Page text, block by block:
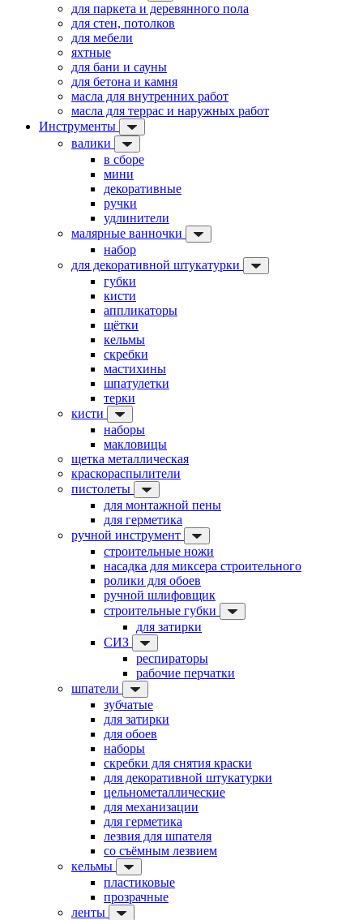
для паркета и деревянного пола
для стен, потолков
для мебели
яхтные
для бани и сауны
для бетона и камня
масла для внутренних работ
масла для террас и наружных работ
Инструменты
валики
в сборе
мини
декоративные
ручки
удлинители
малярные ванночки
набор
для декоративной штукатурки
губки
кисти
аппликаторы
щётки
кельмы
скребки
мастихины
шпатулетки
терки
кисти
наборы
макловицы
щетка металлическая
краскораспылители
пистолеты
для монтажной пены
для герметика
ручной инструмент
строительные ножи
насадка для миксера строительного
ролики для обоев
ручной шлифовщик
строительные губки
для затирки
СИЗ
респираторы
рабочие перчатки
шпатели
зубчатые
для затирки
для обоев
наборы
скребки для снятия краски
для декоративной штукатурки
цельнометаллические
для механизации
для герметика
лезвия для шпателя
со съёмным лезвием
кельмы
пластиковые
прозрачные
ленты